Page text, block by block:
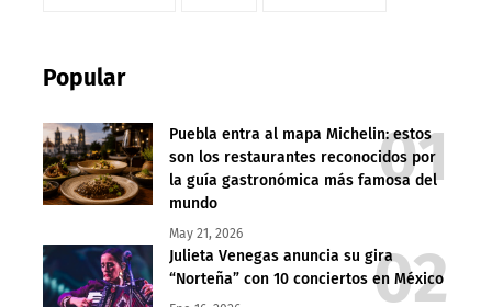
Popular
Puebla entra al mapa Michelin: estos
son los restaurantes reconocidos por
la guía gastronómica más famosa del
mundo
May 21, 2026
Julieta Venegas anuncia su gira
“Norteña” con 10 conciertos en México